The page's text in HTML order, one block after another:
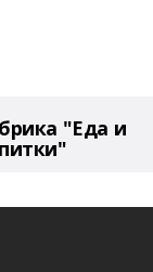
"Еда и